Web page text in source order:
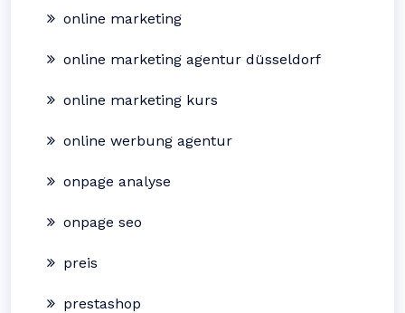
online marketing
online marketing agentur düsseldorf
online marketing kurs
online werbung agentur
onpage analyse
onpage seo
preis
prestashop